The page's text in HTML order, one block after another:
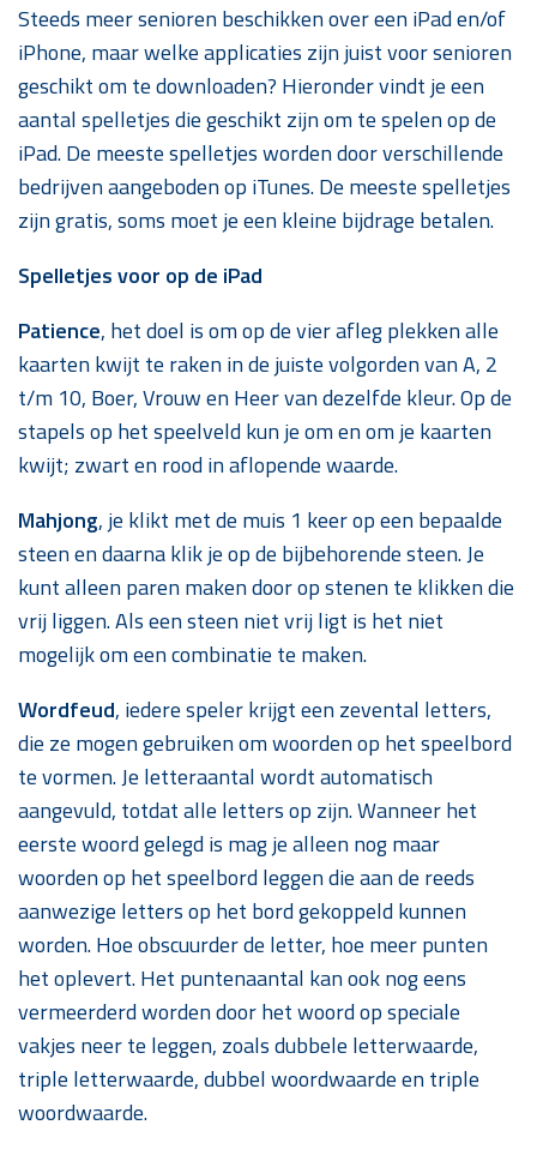
Steeds meer senioren beschikken over een iPad en/of
iPhone, maar welke applicaties zijn juist voor senioren
geschikt om te downloaden? Hieronder vindt je een
aantal spelletjes die geschikt zijn om te spelen op de
iPad. De meeste spelletjes worden door verschillende
bedrijven aangeboden op iTunes. De meeste spelletjes
zijn gratis, soms moet je een kleine bijdrage betalen.
Spelletjes voor op de iPad
Patience, het doel is om op de vier afleg plekken alle
kaarten kwijt te raken in de juiste volgorden van A, 2
t/m 10, Boer, Vrouw en Heer van dezelfde kleur. Op de
stapels op het speelveld kun je om en om je kaarten
kwijt; zwart en rood in aflopende waarde.
Mahjong, je klikt met de muis 1 keer op een bepaalde
steen en daarna klik je op de bijbehorende steen. Je
kunt alleen paren maken door op stenen te klikken die
vrij liggen. Als een steen niet vrij ligt is het niet
mogelijk om een combinatie te maken.
Wordfeud, iedere speler krijgt een zevental letters,
die ze mogen gebruiken om woorden op het speelbord
te vormen. Je letteraantal wordt automatisch
aangevuld, totdat alle letters op zijn. Wanneer het
eerste woord gelegd is mag je alleen nog maar
woorden op het speelbord leggen die aan de reeds
aanwezige letters op het bord gekoppeld kunnen
worden. Hoe obscuurder de letter, hoe meer punten
het oplevert. Het puntenaantal kan ook nog eens
vermeerderd worden door het woord op speciale
vakjes neer te leggen, zoals dubbele letterwaarde,
triple letterwaarde, dubbel woordwaarde en triple
woordwaarde.